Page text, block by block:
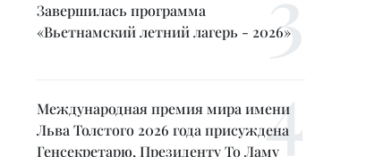
Завершилась программа
«Вьетнамский летний лагерь - 2026»
Международная премия мира имени
Льва Толстого 2026 года присуждена
Генсекретарю, Президенту То Ламу